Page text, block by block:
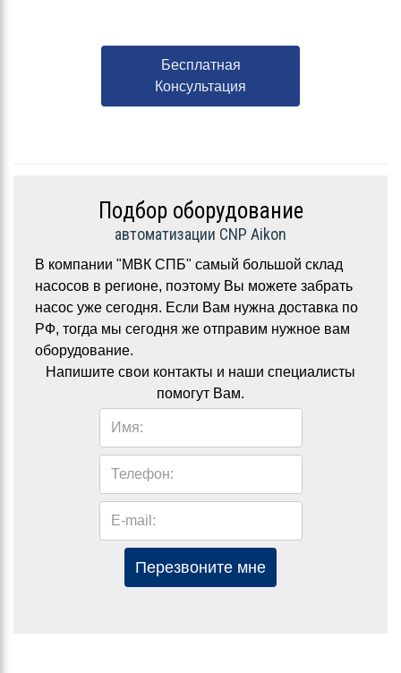
Бесплатная
Консультация
Подбор оборудование
автоматизации CNP Aikon
В компании "МВК СПБ" самый большой склад
насосов в регионе, поэтому Вы можете забрать
насос уже сегодня. Если Вам нужна доставка по
РФ, тогда мы сегодня же отправим нужное вам
оборудование.
Напишите свои контакты и наши специалисты
помогут Вам.
Имя:
Телефон:
E-mail:
Перезвоните мне